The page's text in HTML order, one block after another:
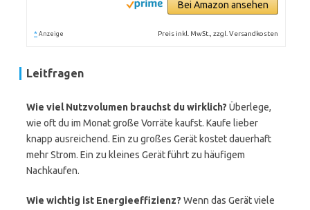
Bei Amazon ansehen
* Anzeige Preis inkl. MwSt., zzgl. Versandkosten
Leitfragen
Wie viel Nutzvolumen brauchst du wirklich? Überlege,
wie oft du im Monat große Vorräte kaufst. Kaufe lieber
knapp ausreichend. Ein zu großes Gerät kostet dauerhaft
mehr Strom. Ein zu kleines Gerät führt zu häufigem
Nachkaufen.
Wie wichtig ist Energieeffizienz? Wenn das Gerät viele